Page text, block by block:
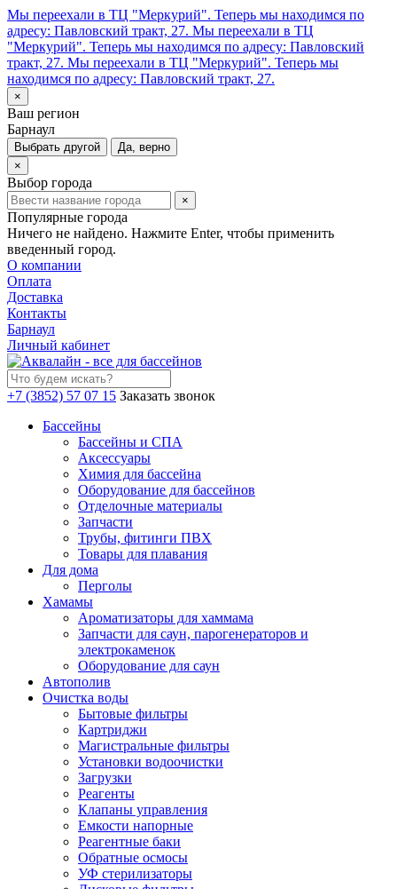
Мы переехали в ТЦ "Меркурий". Теперь мы находимся по
адресу: Павловский тракт, 27. Мы переехали в ТЦ
"Меркурий". Теперь мы находимся по адресу: Павловский
тракт, 27. Мы переехали в ТЦ "Меркурий". Теперь мы
находимся по адресу: Павловский тракт, 27.
×
Ваш регион
Барнаул
Выбрать другой
Да, верно
×
Выбор города
×
Популярные города
Ничего не найдено. Нажмите Enter, чтобы применить
введенный город.
О компании
Оплата
Доставка
Контакты
Барнаул
Личный кабинет
+7 (3852) 57 07 15 Заказать звонок
Бассейны
Бассейны и СПА
Аксессуары
Химия для бассейна
Оборудование для бассейнов
Отделочные материалы
Запчасти
Трубы, фитинги ПВХ
Товары для плавания
Для дома
Перголы
Хамамы
Ароматизаторы для хаммама
Запчасти для саун, парогенераторов и
электрокаменок
Оборудование для саун
Автополив
Очистка воды
Бытовые фильтры
Картриджи
Магистральные фильтры
Установки водоочистки
Загрузки
Реагенты
Клапаны управления
Емкости напорные
Реагентные баки
Обратные осмосы
УФ стерилизаторы